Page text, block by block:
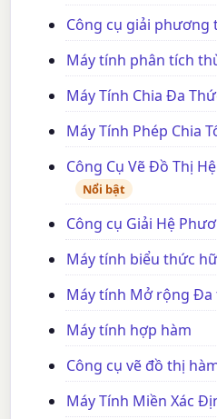
Công cụ giải
Máy tính phân tích
Máy Tính Chia Đa
Máy Tính Phép Chia
Công Cụ Vẽ Đồ Thị
Nổi bật
Công cụ Giải Hệ
Máy tính biểu thức
Máy tính Mở rộng Đa
Máy tính hợp hàm
Công cụ vẽ đồ thị
Máy Tính Miền Xác